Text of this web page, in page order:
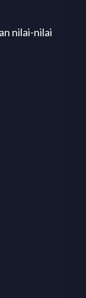
nilai-nilai